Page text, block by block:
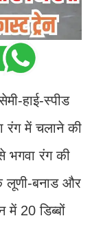
हाई-स्पीड
रंग में चलाने की
भगवा रंग की
लूणी-बनाड और
में 20 डिब्बों